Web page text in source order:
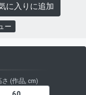
入りに追加
ー
さ (作品, cm)